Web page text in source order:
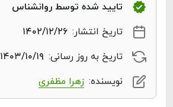
تایید شده توسط روانشناس
تاریخ انتشار: ۱۴۰۲/۱۲/۲۶
تاریخ به روز رسانی: ۱۴۰۳/۱۰/۱۹
نویسنده: زهرا مظفری